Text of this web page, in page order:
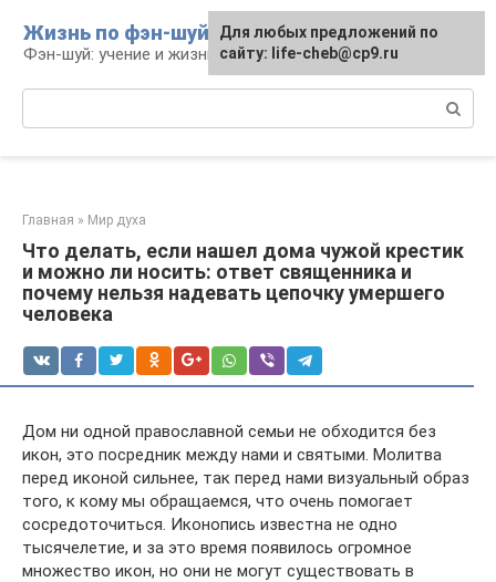
контенту
Жизнь по фэн-шуй
Фэн-шуй: учение и жизнь
Главная » Мир духа
Что делать, если нашел дома чужой крестик
и можно ли носить: ответ священника и
почему нельзя надевать цепочку умершего
человека
Дом ни одной православной семьи не обходится без
икон, это посредник между нами и святыми. Молитва
перед иконой сильнее, так перед нами визуальный образ
того, к кому мы обращаемся, что очень помогает
сосредоточиться. Иконопись известна не одно
тысячелетие, и за это время появилось огромное
множество икон, но они не могут существовать в
Для любых предложений по
сайту: life-cheb@cp9.ru
Для любых предложений по
сайту: life-cheb@cp9.ru